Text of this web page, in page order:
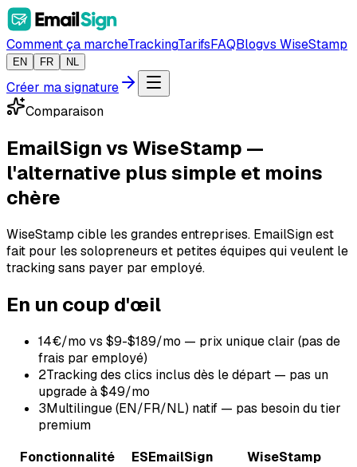
Comment ça marcheTrackingTarifsFAQBlogvs WiseStamp
EN FR NL
Créer ma signature
Comparaison
EmailSign vs WiseStamp —
l'alternative plus simple et moins
chère
WiseStamp cible les grandes entreprises. EmailSign est
fait pour les solopreneurs et petites équipes qui veulent le
tracking sans payer par employé.
En un coup d'œil
14€/mo vs $9-$189/mo — prix unique clair (pas de
frais par employé)
2Tracking des clics inclus dès le départ — pas un
upgrade à $49/mo
3Multilingue (EN/FR/NL) natif — pas besoin du tier
premium
Fonctionnalité
ESEmailSign
WiseStamp